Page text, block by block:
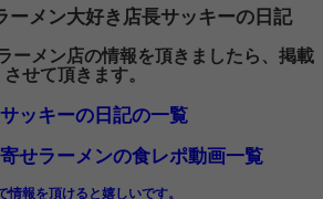
ーメン大好き店長サッキーの日記
ーメン店の情報を頂きましたら、掲載
させて頂きます。
ッキーの日記の一覧
せラーメンの食レポ動画一覧
情報を頂けると嬉しいです。